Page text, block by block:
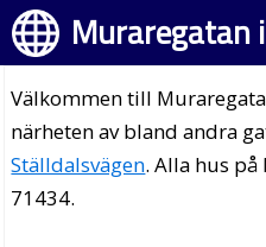
Muraregatan
Välkommen till
närheten av bland andra
Ställdalsvägen. Alla hus
71434.